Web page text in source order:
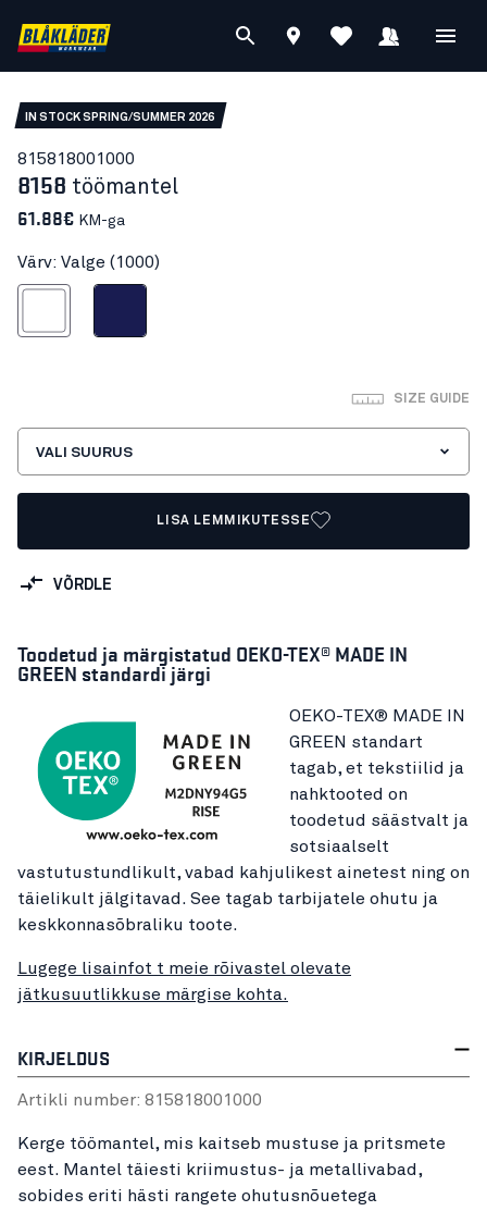
IN STOCK SPRING/SUMMER 2026
815818001000
8158 töömantel
61.88€ KM-ga
Värv: Valge (1000)
SIZE GUIDE
VALI SUURUS
LISA LEMMIKUTESSE
VÕRDLE
Toodetud ja märgistatud OEKO-TEX® MADE IN
GREEN standardi järgi
OEKO-TEX® MADE IN
GREEN standart
tagab, et tekstiilid ja
nahktooted on
toodetud säästvalt ja
sotsiaalselt
vastutustundlikult, vabad kahjulikest ainetest ning on
täielikult jälgitavad. See tagab tarbijatele ohutu ja
keskkonnasõbraliku toote.
Lugege lisainfot t meie rõivastel olevate
jätkusuutlikkuse märgise kohta.
KIRJELDUS
Artikli number: 815818001000
Kerge töömantel, mis kaitseb mustuse ja pritsmete
eest. Mantel täiesti kriimustus- ja metallivabad,
sobides eriti hästi rangete ohutusnõuetega